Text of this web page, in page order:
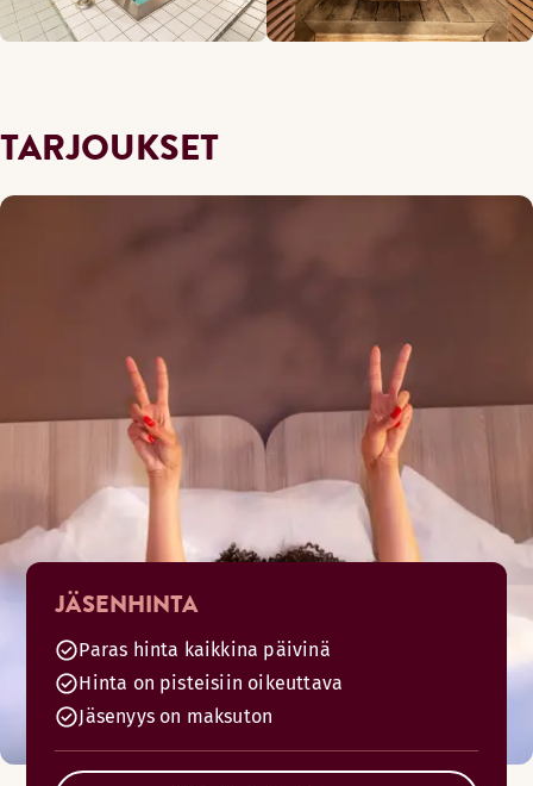
TARJOUKSET
JÄSENHINTA
Paras hinta kaikkina päivinä
Hinta on pisteisiin oikeuttava
Jäsenyys on maksuton